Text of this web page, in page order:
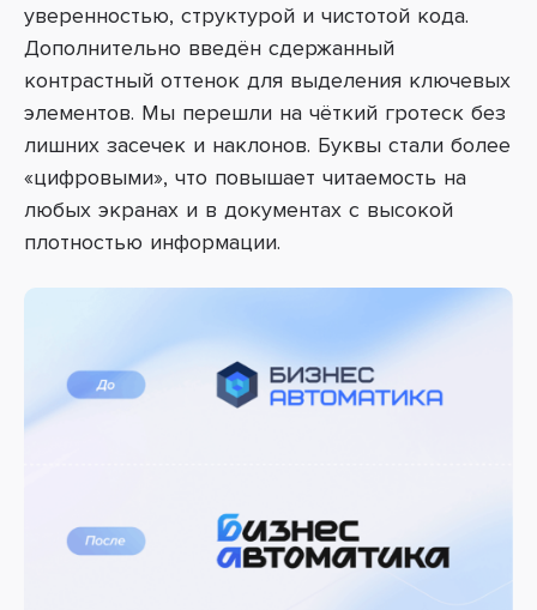
уверенностью, структурой и чистотой кода.
Дополнительно введён сдержанный
контрастный оттенок для выделения ключевых
элементов. Мы перешли на чёткий гротеск без
лишних засечек и наклонов. Буквы стали более
«цифровыми», что повышает читаемость на
любых экранах и в документах с высокой
плотностью информации.